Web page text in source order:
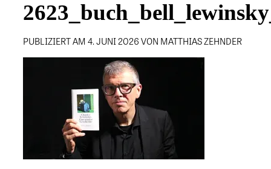
PUBLIZIERT AM 4. JUNI 2026 VON MATTHIAS ZEHNDER